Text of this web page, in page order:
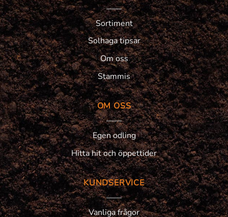
Sortiment
Solhaga tipsar
Om oss
Stammis
OM OSS
Egen odling
Hitta hit och öppettider
KUNDSERVICE
Vanliga frågor